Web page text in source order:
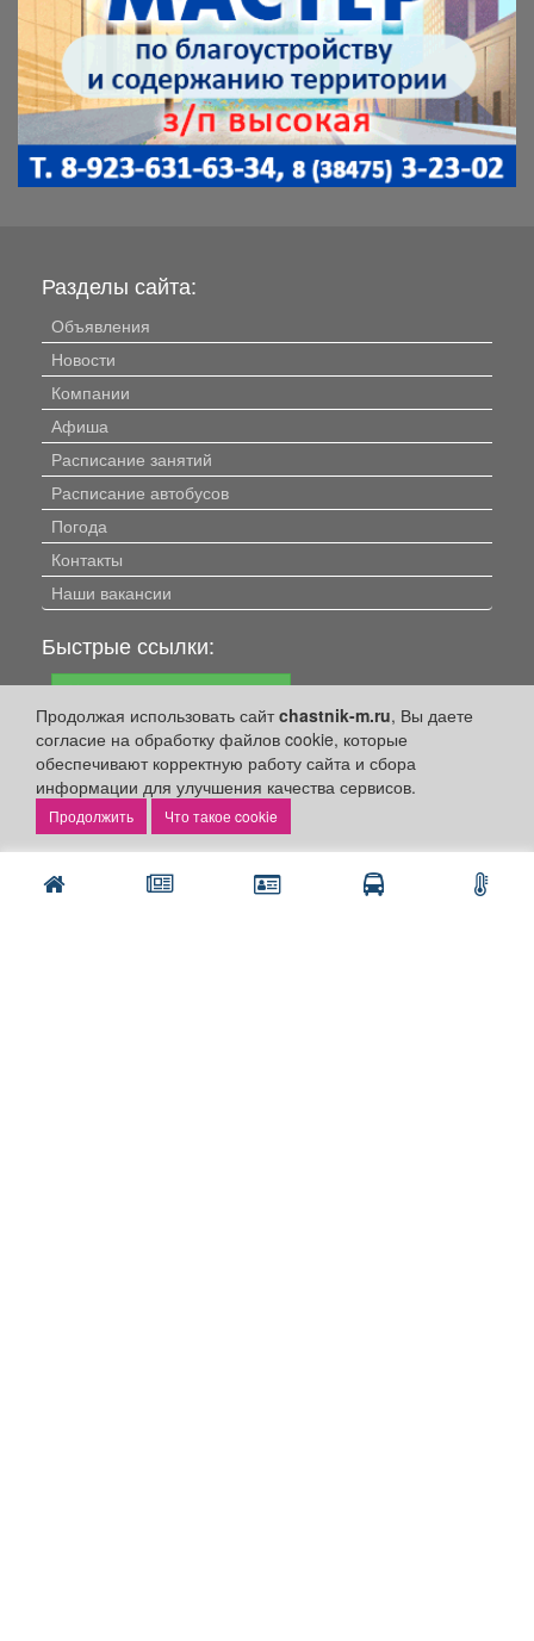
Продолжая использовать сайтchastnik-m.ru, Вы даете
согласие на обработку файлов cookie, которые
обеспечивают корректную работу сайта и сбора
информации для улучшения качества сервисов.
Что такое cookie
Разделы сайта:
Объявления
Новости
Компании
Афиша
Расписание занятий
Расписание автобусов
Погода
Контакты
Наши вакансии
Быстрые ссылки:
Установить приложение
Личный кабинет
Подать объявление
Подать объявление в газету
Поздравить
Скачать газету "Частник-М"